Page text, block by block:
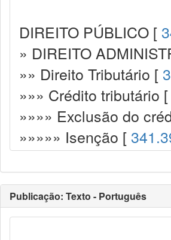
DIREITO PÚBLICO [
» DIREITO
»» Direito Tributário [
»»» Crédito tributário [
»»»» Exclusão do
»»»»» Isenção [
Publicação: Texto - Português